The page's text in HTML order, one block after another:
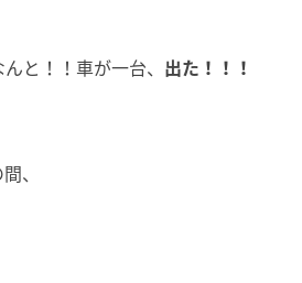
と！！車が一台、 出た！！！
、